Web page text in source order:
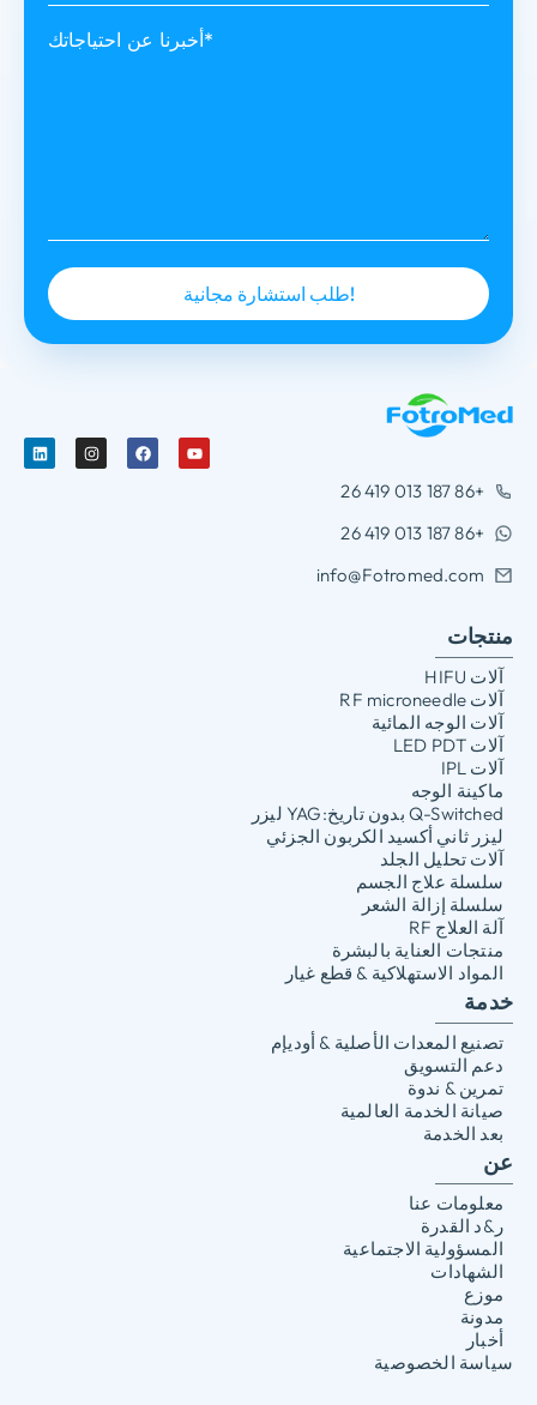
أخبرنا عن احتياجاتك*
+86 187 013 419 26
+86 187 013 419 26
info@Fotromed.com
منتجات
آلات HIFU
آلات RF microneedle
آلات الوجه المائية
آلات LED PDT
آلات IPL
ماكينة الوجه
Q-Switched بدون تاريخ:YAG ليزر
ليزر ثاني أكسيد الكربون الجزئي
آلات تحليل الجلد
سلسلة علاج الجسم
سلسلة إزالة الشعر
آلة العلاج RF
منتجات العناية بالبشرة
المواد الاستهلاكية & قطع غيار
خدمة
تصنيع المعدات الأصلية & أوديإم
دعم التسويق
تمرين & ندوة
صيانة الخدمة العالمية
بعد الخدمة
عن
معلومات عنا
ر&د القدرة
المسؤولية الاجتماعية
الشهادات
موزع
مدونة
أخبار
سياسة الخصوصية